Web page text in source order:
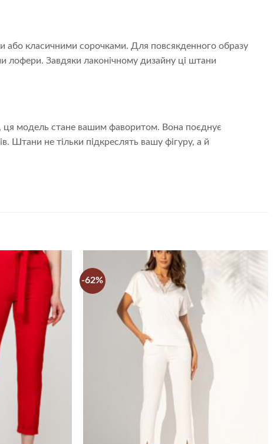
або класичними сорочками. Для повсякденного образу
лофери. Завдяки лаконічному дизайну ці штани
ця модель стане вашим фаворитом. Вона поєднує
Штани не тільки підкреслять вашу фігуру, а й
-62%